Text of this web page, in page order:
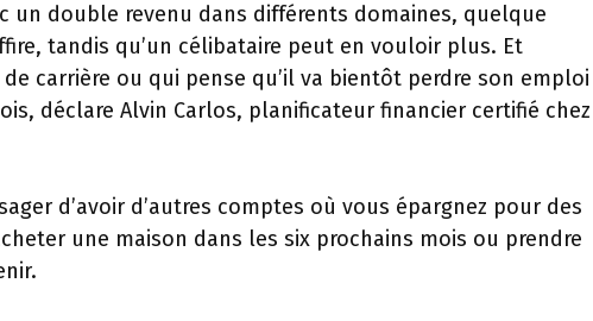
un double revenu dans différents domaines, quelque
tandis qu’un célibataire peut en vouloir plus. Et
carrière ou qui pense qu’il va bientôt perdre son emploi
déclare Alvin Carlos, planificateur financier certifié chez
d’avoir d’autres comptes où vous épargnez pour des
une maison dans les six prochains mois ou prendre